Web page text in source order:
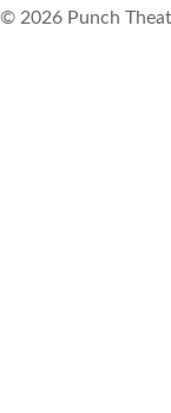
© 2026 Punch